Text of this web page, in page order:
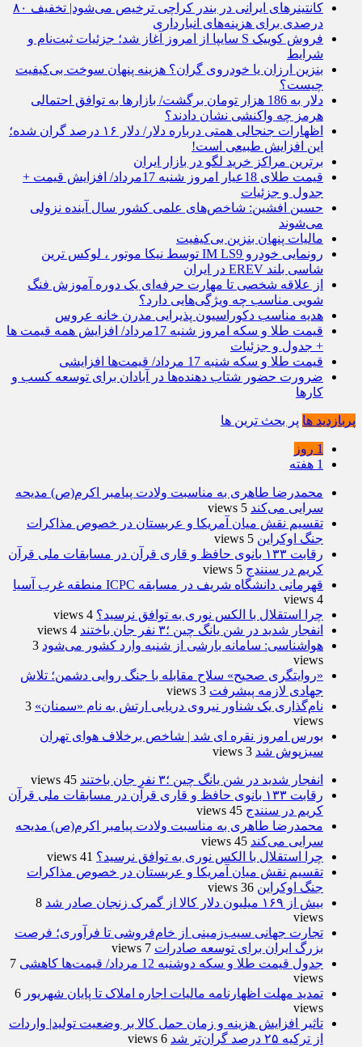
کانتینرهای ایرانی در بندر کراچی ترخیص می‌شود| تخفیف ۸۰
درصدی برای هزینه‌های انبارداری
فروش کوییک S سایپا از امروز آغاز شد؛ جزئیات ثبت‌نام و
شرایط
بنزین ارزان یا خودروی گران؟ هزینه پنهان سوخت بی‌کیفیت
چیست؟
دلار به 186 هزار تومان برگشت/ بازارها به توافق احتمالی
هرمز چه واکنشی نشان دادند؟
اظهارات جنجالی همتی درباره دلار/ دلار ۱۶ درصد گران شده؛
این افزایش طبیعی است!
برترین مراکز خرید لگو در بازار ایران
قیمت طلای 18عیار امروز شنبه 17مرداد/ افزایش قیمت +
جدول و جزئیات
حسین افشین: شاخص‌های علمی کشور سال آینده نزولی
می‌شوند
مالیات پنهان بنزین بی‌کیفیت
رونمایی خودرو IM LS9 توسط نیکا موتور ، لوکس ترین
شاسی بلند EREV در ایران
از علاقه شخصی تا مهارت حرفه‌ای یک دوره آموزش فنگ
شویی مناسب چه ویژگی‌هایی دارد؟
هدیه مناسب دکوراسیون پذیرایی مدرن خانه عروس
قیمت طلا و سکه امروز شنبه 17مرداد/ افزایش همه قیمت ها
+ جدول و جزئیات
قیمت طلا و سکه شنبه 17 مرداد/ قیمت‌ها افزایشی
ضرورت حضور شتاب ‌دهنده‌ها در آبادان برای توسعه کسب‌ و
کارها
پربازدید ها پر بحث ترین ها
1 روز
1 هفته
محمدرضا طاهری به مناسبت ولادت پیامبر اکرم(ص) مدیحه
سرایی می‌کند 5 views
تقسیم نقش میان آمریکا و عربستان در خصوص مذاکرات
جنگ اوکراین 5 views
رقابت ۱۳۳ بانوی حافظ و قاری قرآن در مسابقات ملی قرآن
کریم در سنندج 5 views
قهرمانی دانشگاه شریف در مسابقه ICPC منطقه غرب آسیا
4 views
چرا استقلال با الکس نوری به توافق نرسید؟ 4 views
انفجار شدید در شن یانگ چین ؛۳ نفر جان باختند
4 views
هواشناسی: سامانه بارشی از شنبه وارد کشور می‌شود 3
views
«روایتگری صحیح» سلاح مقابله با جنگ روایی دشمن؛ تلاش
جهادی لازمه پیشرفت 3 views
نام‌گذاری یک شناور نیروی دریایی ارتش به نام «سمنان» 3
views
بورس امروز نقره ای شد | شاخص برخلاف هوای تهران
سبزپوش شد 3 views
انفجار شدید در شن یانگ چین ؛۳ نفر جان باختند
45 views
رقابت ۱۳۳ بانوی حافظ و قاری قرآن در مسابقات ملی قرآن
کریم در سنندج 45 views
محمدرضا طاهری به مناسبت ولادت پیامبر اکرم(ص) مدیحه
سرایی می‌کند 45 views
چرا استقلال با الکس نوری به توافق نرسید؟ 41 views
تقسیم نقش میان آمریکا و عربستان در خصوص مذاکرات
جنگ اوکراین 36 views
بیش از ۱۶۹ میلیون دلار کالا از گمرک زنجان صادر شد
8
views
تجارت جهانی سیب‌زمینی از خام‌فروشی تا فرآوری؛ فرصت
بزرگ ایران برای توسعه صادرات 7 views
جدول قیمت طلا و سکه دوشنبه 12 مرداد/ قیمت‌ها کاهشی
7
views
تمدید مهلت اظهارنامه مالیات اجاره املاک تا پایان شهریور 6
views
تاثیر افزایش هزینه و زمان حمل کالا بر وضعیت تولید| واردات
از ترکیه ۲۵ درصد گران‌تر شد
6 views